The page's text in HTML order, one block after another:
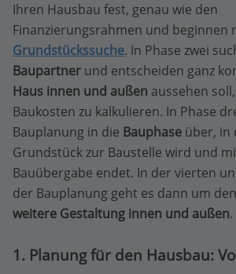
Ihren Hausbau fest, genau wie den
Finanzierungsrahmen und beginnen
Grundstückssuche. In Phase zwei
Baupartner und entscheiden ganz
Haus innen und außen aussehen
Baukosten zu kalkulieren. In Phase
Bauplanung in die Bauphase über, in
Grundstück zur Baustelle wird und
Bauübergabe endet. In der vierten
der Bauplanung geht es dann um den
weitere Gestaltung innen und außen.
1. Planung für den Hausbau: